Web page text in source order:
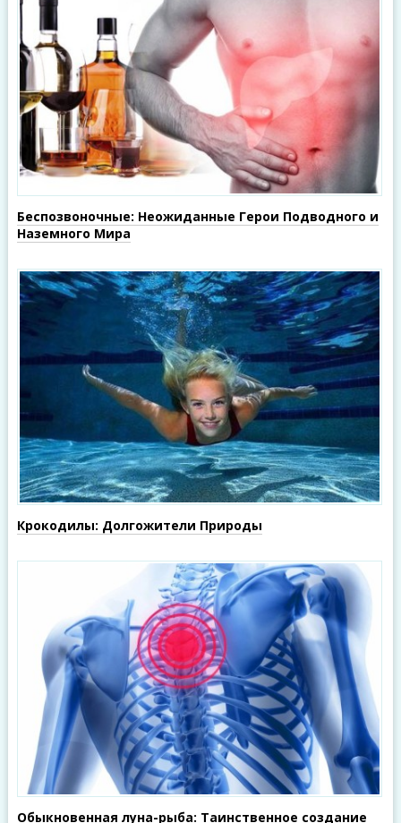
Беспозвоночные: Неожиданные Герои Подводного и
Наземного Мира
Крокодилы: Долгожители Природы
Обыкновенная луна-рыба: Таинственное создание